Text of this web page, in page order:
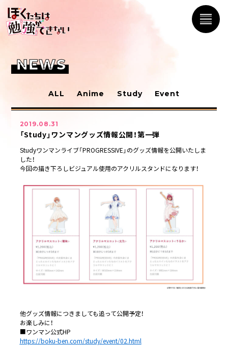
NEWS
ALL Anime Study Event
2019.08.31
「Study」ワンマングッズ情報公開！第一弾
Studyワンマンライブ「PROGRESSIVE」のグッズ情報を公開いたしま
した！
今回の描き下ろしビジュアル使用のアクリルスタンドになります！
他グッズ情報につきましても追って公開予定！
お楽しみに！
■ワンマン公式HP
https://boku-ben.com/study/event/02.html